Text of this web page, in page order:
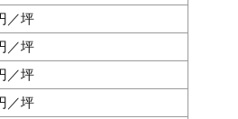
／坪
／坪
／坪
／坪